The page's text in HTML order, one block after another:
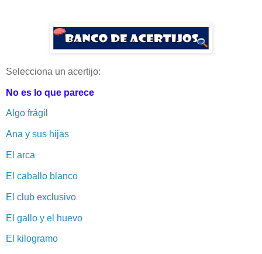
Selecciona un acertijo:
No es lo que parece
Algo frágil
Ana y sus hijas
El arca
El caballo blanco
El club exclusivo
El gallo y el huevo
El kilogramo